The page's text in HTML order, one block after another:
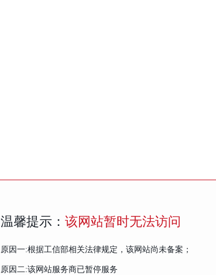
温馨提示： 该网站暂时无法访问
原因一:根据工信部相关法律规定，该网站尚未备案；
原因二:该网站服务商已暂停服务